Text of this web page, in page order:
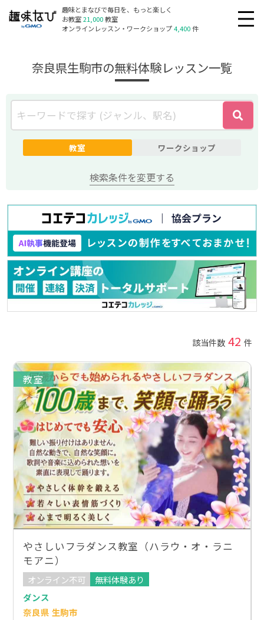
趣味とまなびで毎日を、もっと楽しく
お教室21,000教室
オンラインレッスン・ワークショップ4,400件
奈良県生駒市の無料体験レッスン一覧
教室 ワークショップ
検索条件を変更する
該当件数 42 件
教室
やさしいフラダンス教室（ハラウ・オ・ラニ
モアニ）
オンライン不可
無料体験あり
ダンス
奈良県 生駒市